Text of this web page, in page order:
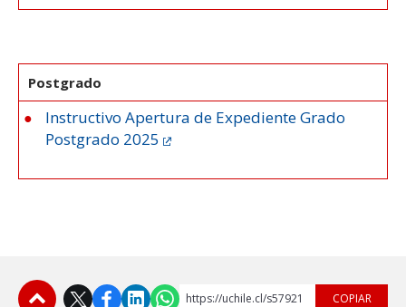
Postgrado
Instructivo Apertura de Expediente Grado
Postgrado 2025
https://uchile.cl/s57921 COPIAR